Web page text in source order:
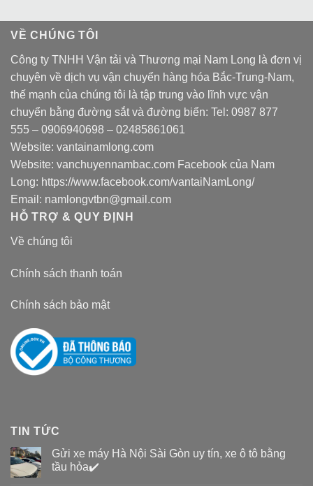
VỀ CHÚNG TÔI
Công ty TNHH Vận tải và Thương mại Nam Long là đơn vị
chuyên về dịch vụ vận chuyển hàng hóa Bắc-Trung-Nam,
thế mạnh của chúng tôi là tập trung vào lĩnh vực vận
chuyển bằng đường sắt và đường biển: Tel: 0987 877
555 – 0906940698 – 02485861061
Website: vantainamlong.com
Website: vanchuyennambac.com Facebook của Nam
Long: https://www.facebook.com/vantaiNamLong/
Email: namlongvtbn@gmail.com
HỖ TRỢ & QUY ĐỊNH
Về chúng tôi
Chính sách thanh toán
Chính sách bảo mật
TIN TỨC
Gửi xe máy Hà Nội Sài Gòn uy tín, xe ô tô bằng
tầu hỏa✔️